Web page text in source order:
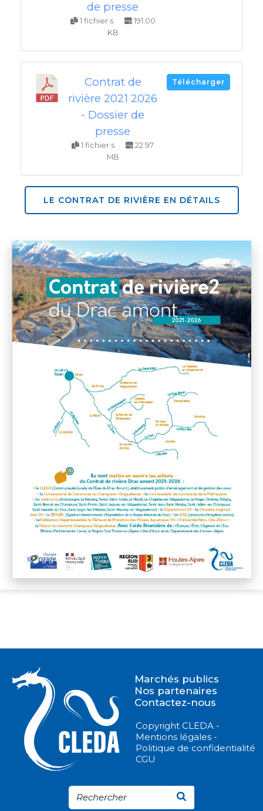
de presse
1 fichier·s
191.00
KB
Contrat de
rivière 2021 2026
- Dossier de
presse
1 fichier·s
22.97
MB
Télécharger
LE CONTRAT DE RIVIÈRE EN DÉTAILS
Marchés publics
Nos partenaires
Contactez-nous
Copyright CLEDA -
Mentions légales -
Politique de confidentialité
CGU